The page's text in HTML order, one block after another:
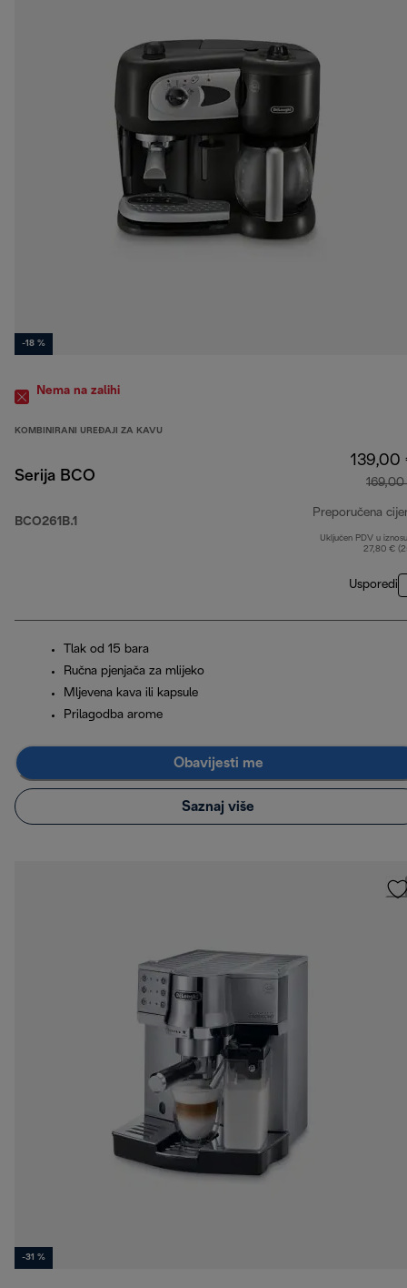
-18 %
Nema na zalihi
KOMBINIRANI UREĐAJI ZA KAVU
Serija BCO
BCO261B.1
139,00
Preporučena
Uključen PDV u
27,80 €
Usporedi
Tlak od 15 bara
Ručna pjenjača za mlijeko
Mljevena kava ili kapsule
Prilagodba arome
Obavijesti me
Saznaj više
-31 %